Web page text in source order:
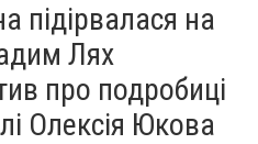
підірвалася на
Лях
про подробиці
Олексія Юкова